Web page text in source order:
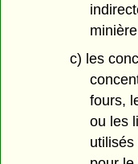
c) les
fours,
ou les